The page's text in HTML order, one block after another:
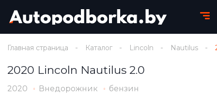
Главная страница Каталог Lincoln Nautilus
2020 Lincoln Nautilus 2.0
2020 Внедорожник бензин